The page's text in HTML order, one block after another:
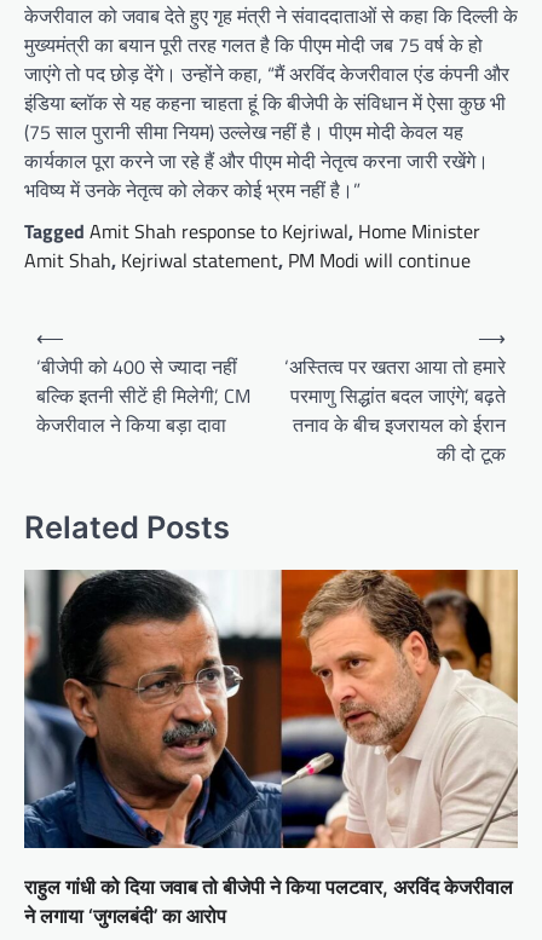
केजरीवाल को जवाब देते हुए गृह मंत्री ने संवाददाताओं से कहा कि दिल्ली के
मुख्यमंत्री का बयान पूरी तरह गलत है कि पीएम मोदी जब 75 वर्ष के हो
जाएंगे तो पद छोड़ देंगे। उन्होंने कहा, “मैं अरविंद केजरीवाल एंड कंपनी और
इंडिया ब्लॉक से यह कहना चाहता हूं कि बीजेपी के संविधान में ऐसा कुछ भी
(75 साल पुरानी सीमा नियम) उल्लेख नहीं है। पीएम मोदी केवल यह
कार्यकाल पूरा करने जा रहे हैं और पीएम मोदी नेतृत्व करना जारी रखेंगे।
भविष्य में उनके नेतृत्व को लेकर कोई भ्रम नहीं है।”
Tagged Amit Shah response to Kejriwal, Home Minister
Amit Shah, Kejriwal statement, PM Modi will continue
Post
navigation
⟵
‘बीजेपी को 400 से ज्यादा नहीं
बल्कि इतनी सीटें ही मिलेगी’, CM
केजरीवाल ने किया बड़ा दावा
‘अस्तित्व पर खतरा आया तो हमारे
परमाणु सिद्धांत बदल जाएंगे’, बढ़ते
तनाव के बीच इजरायल को ईरान
की दो टूक
⟶
Related Posts
राहुल गांधी को दिया जवाब तो बीजेपी ने किया पलटवार, अरविंद केजरीवाल
ने लगाया ‘जुगलबंदी’ का आरोप